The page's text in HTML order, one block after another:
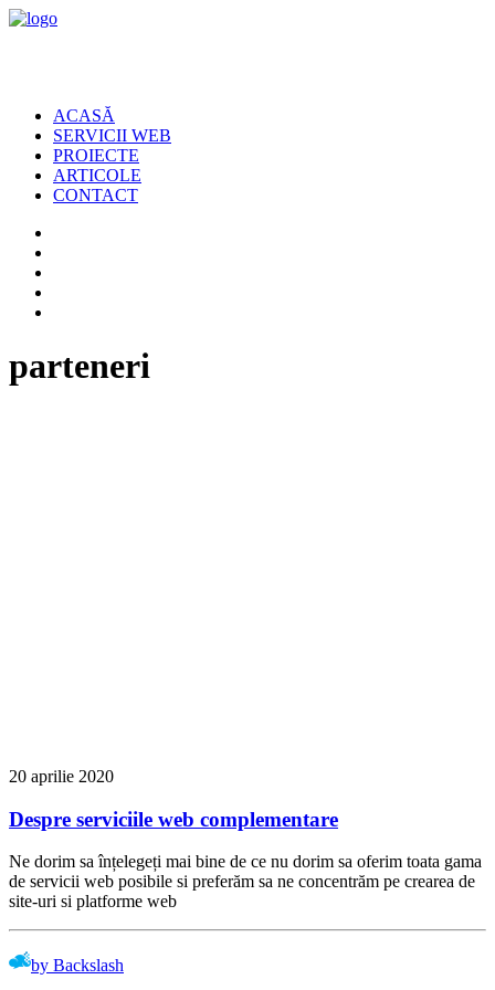
ACASĂ
SERVICII WEB
PROIECTE
ARTICOLE
CONTACT
parteneri
20 aprilie 2020
Despre serviciile web complementare
Ne dorim sa înțelegeți mai bine de ce nu dorim sa oferim toata gama
de servicii web posibile si preferăm sa ne concentrăm pe crearea de
site-uri si platforme web
by Backslash